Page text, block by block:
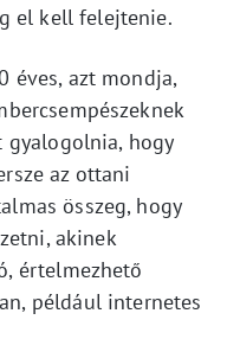
el kell felejtenie.
éves, azt mondja,
hogy
az ottani
összeg, hogy
akinek
értelmezhető
például internetes